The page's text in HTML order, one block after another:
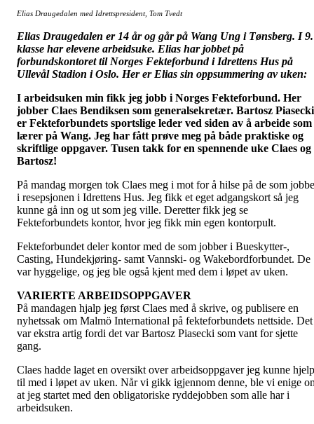
Elias Draugedalen med Idrettspresident, Tom Tvedt
Elias Draugedalen er 14 år og går på Wang Ung i Tønsberg. I 9.
klasse har elevene arbeidsuke. Elias har jobbet på
forbundskontoret til Norges Fekteforbund i Idrettens Hus på
Ullevål Stadion i Oslo. Her er Elias sin oppsummering av uken:
I arbeidsuken min fikk jeg jobb i Norges Fekteforbund. Her
jobber Claes Bendiksen som generalsekretær. Bartosz Piasecki
er Fekteforbundets sportslige leder ved siden av å arbeide som
lærer på Wang. Jeg har fått prøve meg på både praktiske og
skriftlige oppgaver. Tusen takk for en spennende uke Claes og
Bartosz!
På mandag morgen tok Claes meg i mot for å hilse på de som
i resepsjonen i Idrettens Hus. Jeg fikk et eget adgangskort så jeg
kunne gå inn og ut som jeg ville. Deretter fikk jeg se
Fekteforbundets kontor, hvor jeg fikk min egen kontorpult.
Fekteforbundet deler kontor med de som jobber i Bueskytter-,
Casting, Hundekjøring- samt Vannski- og Wakebordforbundet. De
var hyggelige, og jeg ble også kjent med dem i løpet av uken.
VARIERTE ARBEIDSOPPGAVER
På mandagen hjalp jeg først Claes med å skrive, og publisere en
nyhetssak om Malmö International på fekteforbundets nettside. Det
var ekstra artig fordi det var Bartosz Piasecki som vant for sjette
gang.
Claes hadde laget en oversikt over arbeidsoppgaver jeg kunne
til med i løpet av uken. Når vi gikk igjennom denne, ble vi enige
at jeg startet med den obligatoriske ryddejobben som alle har i
arbeidsuken.